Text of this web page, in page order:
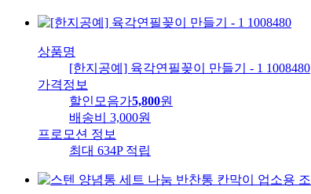
상품명
[한지공예] 육각연필꽂이 만들기 - 1 1008480
가격정보
할인모음가5,800원
배송비
3,000원
프로모션 정보
최대 634P 적립